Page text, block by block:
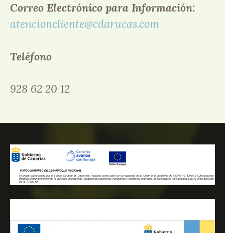
Correo Electrónico para Información:
atencioncliente@cdarucas.com
Teléfono
928 62 20 12